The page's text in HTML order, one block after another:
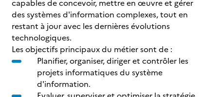
capables de concevoir, mettre en œuvre et gérer
des systèmes d'information complexes, tout en
restant à jour avec les dernières évolutions
technologiques.
Les objectifs principaux du métier sont de :
Planifier, organiser, diriger et contrôler les
projets informatiques du système
d'information.